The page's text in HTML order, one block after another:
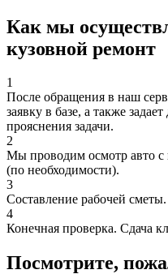
Как мы
кузовной ремонт
1
После обращения в наш
заявку в базе, а также
прояснения задачи.
2
Мы проводим осмотр авто с
(по необходимости).
3
Составление рабочей
4
Конечная проверка. Сдача
Посмотрите,